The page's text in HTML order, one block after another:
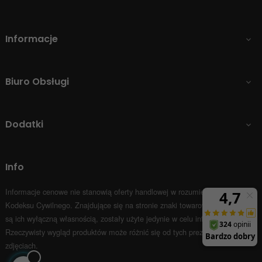
Informacje 
Biuro Obsługi 
Dodatki 
Info
Informacje cenowe nie stanowią oferty handlowej w rozumieniu Art.66 par.1
Kodeksu Cywilnego. Znajdujące się na stronie znaki towarowe i nazwy firm
są ich wyłączną własnością, zostały użyte jedynie w celu informacyjnym.
Rzeczywisty wygląd produktów może różnić się od tych prezentowanych na
zdjęciach.